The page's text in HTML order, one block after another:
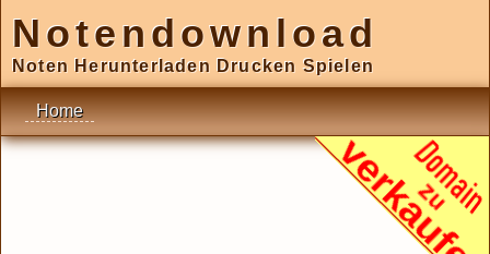
Notendownload
Noten Herunterladen Drucken Spielen
Home